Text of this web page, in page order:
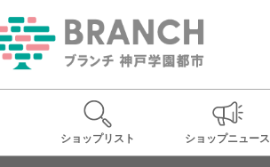
ショップリスト ショップニュース